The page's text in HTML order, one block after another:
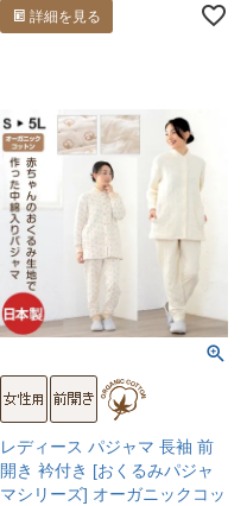
詳細を見る
レディース パジャマ 長袖 前
開き 衿付き [おくるみパジャ
マシリーズ] オーガニックコッ